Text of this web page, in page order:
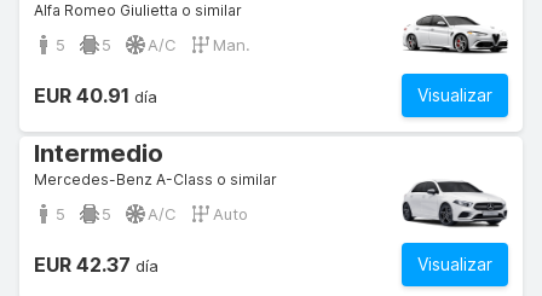
Alfa Romeo Giulietta o similar
5 5 A/C Man.
Visualizar
EUR 40.91 día
Intermedio
Mercedes-Benz A-Class o similar
5 5 A/C Auto
Visualizar
EUR 42.37 día